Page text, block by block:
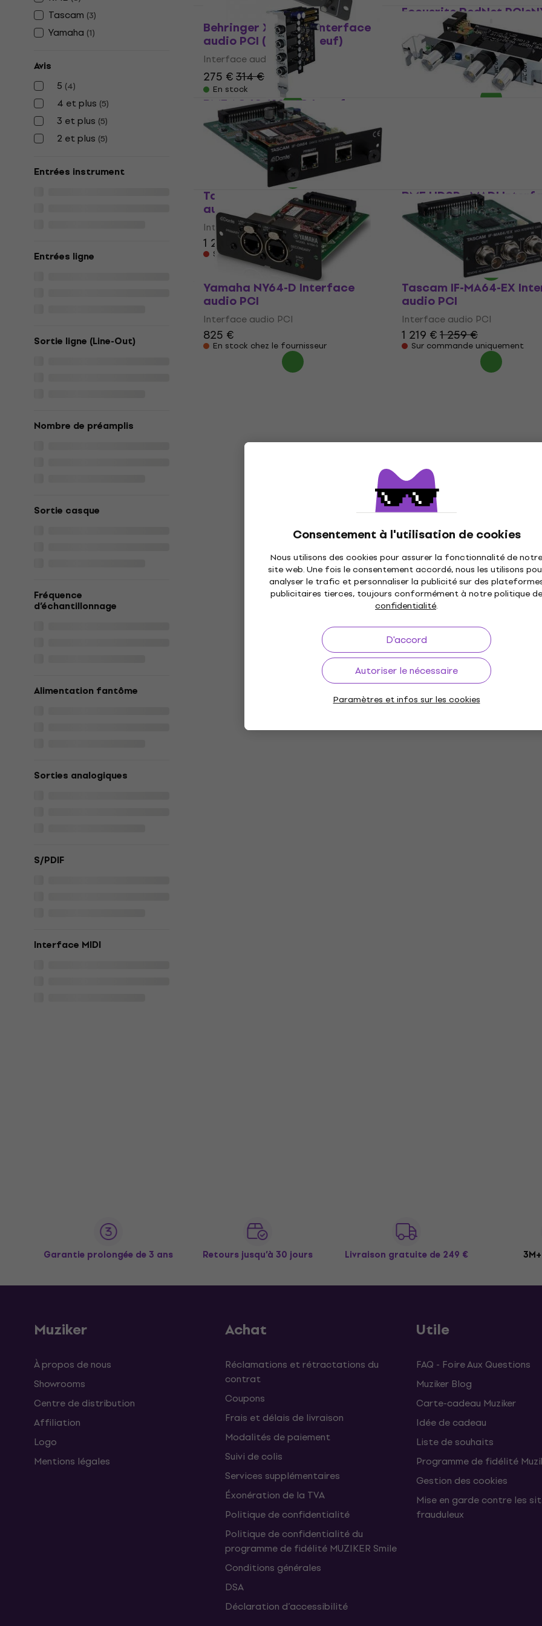
Consentement à l'utilisation de cookies
Nous utilisons des cookies pour assurer la fonctionnalité de notre
site web. Une fois le consentement accordé, nous les utilisons
analyser le trafic et personnaliser la publicité sur des
publicitaires tierces, toujours conformément à notre politique de
confidentialité.
D'accord
Autoriser le nécessaire
Paramètres et infos sur les cookies
Tascam (3)
Yamaha (1)
Avis
5 (4)
4 et plus (5)
3 et plus (5)
2 et plus (5)
Entrées instrument
Entrées ligne
Sortie ligne (Line-Out)
Nombre de préamplis
Sortie casque
Fréquence
d’échantillonnage
Alimentation fantôme
Sorties analogiques
S/PDIF
Interface MIDI
Behringer X-DANTE Interface
audio PCI (Comme neuf)
Interface audio PCI
275 €314 €
- 12 %
En stock
Focusrite RedNet
Interface audio PCI
Interface audio PCI
5/5
1 399 € 1 444 €
Sur commande uniquement
RME AO4S-192-AIO Interface
audio PCI
Interface audio PCI
185 €191 €
Sur commande uniquement
RME WCM HDSP 9632
Tascam IF-DA64 Interface
audio PCI
Interface audio PCI
1 249 €1 290 €
Sur commande uniquement
RME HDSPe MADI
audio PCI
Interface audio PCI
1 119 €
Sur commande uniquement
Yamaha NY64-D Interface
audio PCI
Interface audio PCI
825 €
En stock chez le fournisseur
Tascam IF-MA64-EX
audio PCI
Interface audio PCI
1 219 €1 259 €
Sur commande uniquement
Garantie prolongée de 3 ans Retours jusqu’à 30 jours Livraison gratuite de 249 €
Muziker
À propos de nous
Showrooms
Centre de distribution
Affiliation
Logo
Mentions légales
Achat
Réclamations et rétractations du
contrat
Coupons
Frais et délais de livraison
Modalités de paiement
Suivi de colis
Services supplémentaires
Éxonération de la TVA
Politique de confidentialité
Politique de confidentialité du
programme de fidélité MUZIKER Smile
Conditions générales
DSA
Déclaration d’accessibilité
Utile
FAQ - Foire Aux Questions
Muziker Blog
Carte-cadeau Muziker
Idée de cadeau
Liste de souhaits
Programme de fidélité
Gestion des cookies
Mise en garde contre les
frauduleux